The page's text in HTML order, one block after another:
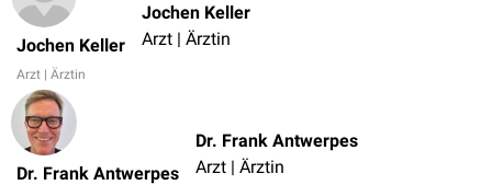
Jochen Keller
Arzt | Ärztin
Jochen Keller
Arzt | Ärztin
Dr. Frank Antwerpes
Dr. Frank Antwerpes
Arzt | Ärztin